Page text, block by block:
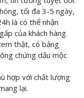
tối đa 3-5 ngày,
là có thể nhận
của khách hàng.
thật, có bảng
chứng dấu mộc
hợp với chất lượng
lại.